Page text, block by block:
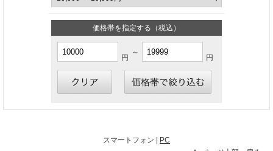
価格帯を指定する（税込）
円
～
円
スマートフォン | PC